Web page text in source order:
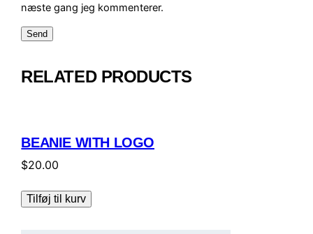
næste gang jeg kommenterer.
RELATED PRODUCTS
BEANIE WITH LOGO
$20.00
Tilføj til kurv